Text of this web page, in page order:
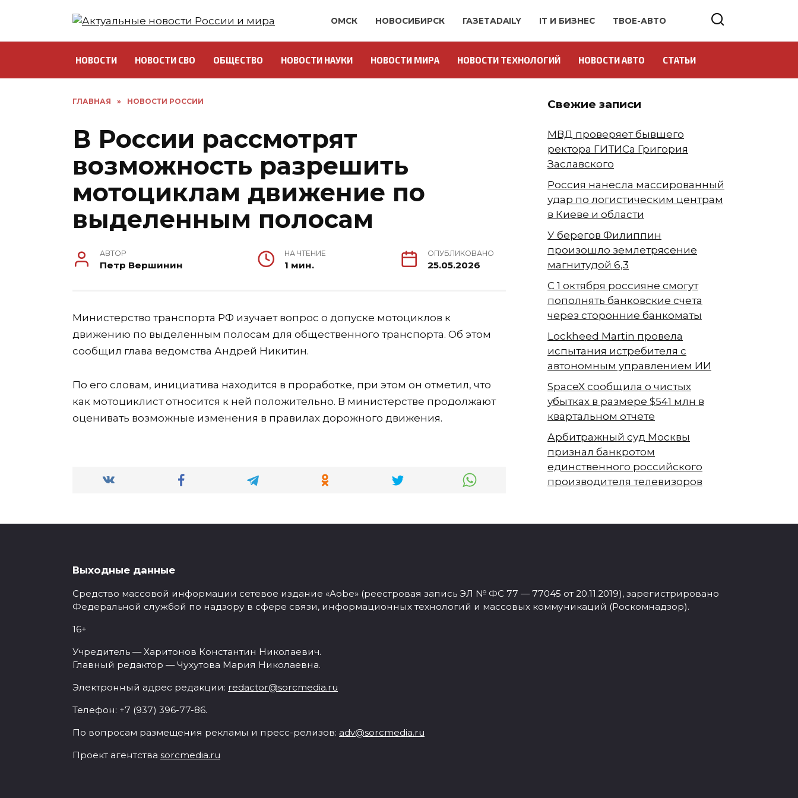
ОМСК НОВОСИБИРСК ГАЗЕТАDAILY IT И БИЗНЕС ТВОЕ-АВТО
НОВОСТИ НОВОСТИ СВО ОБЩЕСТВО НОВОСТИ НАУКИ НОВОСТИ МИРА НОВОСТИ ТЕХНОЛОГИЙ НОВОСТИ АВТО СТАТЬИ
ГЛАВНАЯ » НОВОСТИ РОССИИ
В России рассмотрят
возможность разрешить
мотоциклам движение по
выделенным полосам
АВТОР
Петр Вершинин
НА ЧТЕНИЕ
1 мин.
ОПУБЛИКОВАНО
25.05.2026
Министерство транспорта РФ изучает вопрос о допуске мотоциклов к
движению по выделенным полосам для общественного транспорта. Об этом
сообщил глава ведомства Андрей Никитин.
По его словам, инициатива находится в проработке, при этом он отметил, что
как мотоциклист относится к ней положительно. В министерстве продолжают
оценивать возможные изменения в правилах дорожного движения.
Свежие записи
МВД проверяет бывшего
ректора ГИТИСа Григория
Заславского
Россия нанесла массированный
удар по логистическим центрам
в Киеве и области
У берегов Филиппин
произошло землетрясение
магнитудой 6,3
С 1 октября россияне смогут
пополнять банковские счета
через сторонние банкоматы
Lockheed Martin провела
испытания истребителя с
автономным управлением ИИ
SpaceX сообщила о чистых
убытках в размере $541 млн в
квартальном отчете
Арбитражный суд Москвы
признал банкротом
единственного российского
производителя телевизоров
Выходные данные
Средство массовой информации сетевое издание «Aobe» (реестровая запись ЭЛ № ФС 77 — 77045 от 20.11.2019), зарегистрировано
Федеральной службой по надзору в сфере связи, информационных технологий и массовых коммуникаций (Роскомнадзор).
16+
Учредитель — Харитонов Константин Николаевич.
Главный редактор — Чухутова Мария Николаевна.
Электронный адрес редакции: redactor@sorcmedia.ru
Телефон: +7 (937) 396-77-86.
По вопросам размещения рекламы и пресс-релизов: adv@sorcmedia.ru
Проект агентства sorcmedia.ru